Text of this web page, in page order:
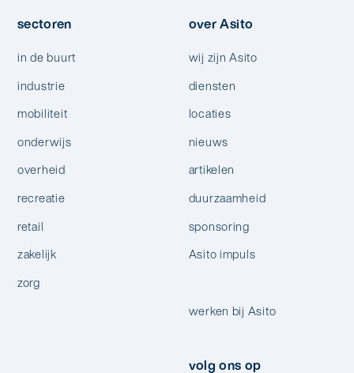
sectoren
in de buurt
industrie
mobiliteit
onderwijs
overheid
recreatie
retail
zakelijk
zorg
over Asito
wij zijn Asito
diensten
locaties
nieuws
artikelen
duurzaamheid
sponsoring
Asito impuls
werken bij Asito
volg ons op